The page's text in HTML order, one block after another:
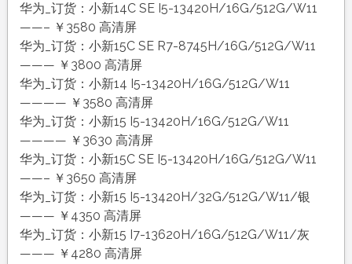
华为_订货：小新14C SE I5-13420H/16G/512G/W11
——– ￥3580 高清屏
华为_订货：小新15C SE R7-8745H/16G/512G/W11
——— ￥3800 高清屏
华为_订货：小新14 I5-13420H/16G/512G/W11
———— ￥3580 高清屏
华为_订货：小新15 I5-13420H/16G/512G/W11
———— ￥3630 高清屏
华为_订货：小新15C SE I5-13420H/16G/512G/W11
——– ￥3650 高清屏
华为_订货：小新15 I5-13420H/32G/512G/W11/银
——— ￥4350 高清屏
华为_订货：小新15 I7-13620H/16G/512G/W11/灰
——— ￥4280 高清屏